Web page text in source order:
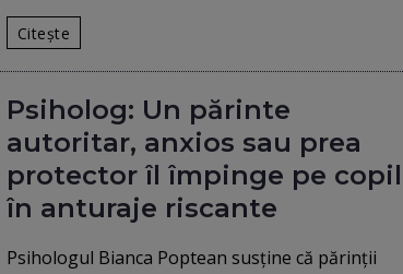
Citește
Psiholog: Un părinte
autoritar, anxios sau prea
protector îl împinge pe copil
în anturaje riscante
Psihologul Bianca Poptean susţine că părinţii